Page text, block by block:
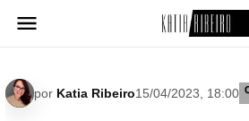
para
por Katia Ribeiro15/04/2023, 18:00